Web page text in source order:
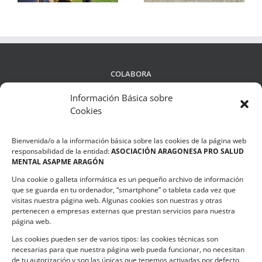
Información Básica sobre
Cookies
Bienvenida/o a la información básica sobre las cookies de la página web
responsabilidad de la entidad:ASOCIACIÓN ARAGONESA PRO SALUD
MENTAL ASAPME ARAGÓN
Una cookie o galleta informática es un pequeño archivo de información
que se guarda en tu ordenador, “smartphone” o tableta cada vez que
visitas nuestra página web. Algunas cookies son nuestras y otras
pertenecen a empresas externas que prestan servicios para nuestra
página web.
Las cookies pueden ser de varios tipos: las cookies técnicas son
necesarias para que nuestra página web pueda funcionar, no necesitan
de tu autorización y son las únicas que tenemos activadas por defecto.
COLABORA
Política de privacidad
Compromiso de Protección de Datos
Política de Cookies
CONTACTO